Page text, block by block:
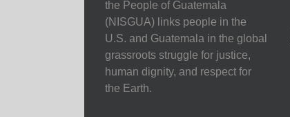
the People of Guatemala
(NISGUA) links people in the
U.S. and Guatemala in the global
grassroots struggle for justice,
human dignity, and respect for
the Earth.